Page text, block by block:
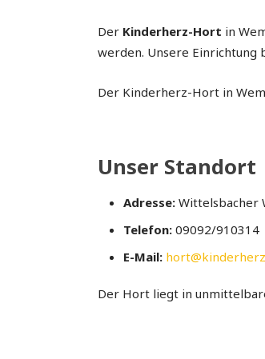
Der Kinderherz-Hort in
werden. Unsere Einrichtung
Der Kinderherz-Hort in
Unser Standort
Adresse: Wittelsbacher
Telefon: 09092/910314
E-Mail:
Der Hort liegt in